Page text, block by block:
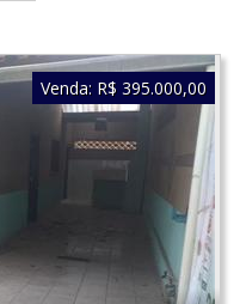
Venda: R$ 395.000,00